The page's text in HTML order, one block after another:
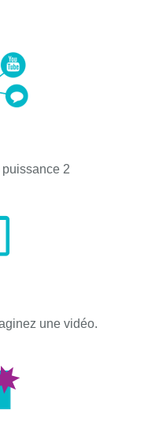
2
une vidéo.